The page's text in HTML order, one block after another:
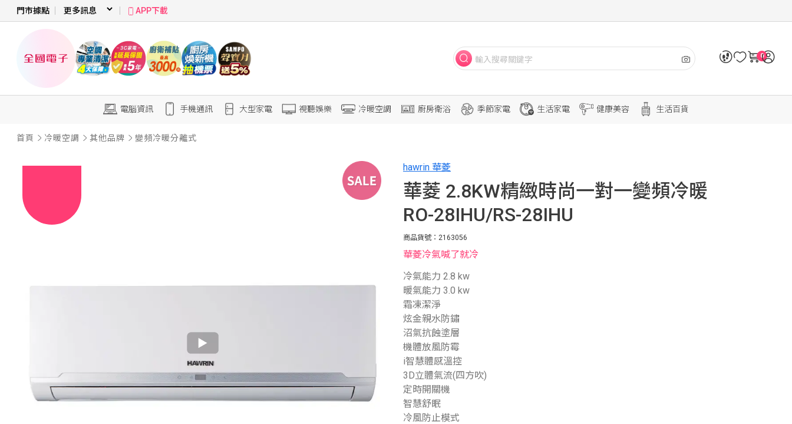
門市據點 APP下載
0
電腦資訊 手機通訊 大型家電 視聽娛樂 冷暖空調 廚房衛浴 季節家電 生活家電 健康美容 生活百貨
首頁 冷暖空調 其他品牌 變頻冷暖分離式
hawrin 華菱
華菱 2.8KW精緻時尚一對一變頻冷暖
RO-28IHU/RS-28IHU
商品貨號：2163056
華菱冷氣喊了就冷
冷氣能力 2.8 kw
暖氣能力 3.0 kw
霜凍潔淨
炫金親水防鏽
沼氣抗蝕塗層
機體放風防霉
i智慧體感溫控
3D立體氣流(四方吹)
定時開關機
智慧舒眠
冷風防止模式